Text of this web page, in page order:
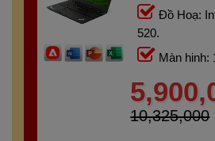
Đồ Hoạ:
520.
Màn hinh:
10,325,000